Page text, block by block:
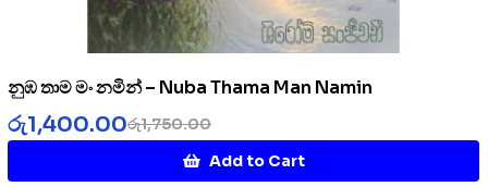
නුඹ තාම මං නමින් – Nuba Thama Man Namin
රු1,750.00
රු1,400.00
Add to Cart